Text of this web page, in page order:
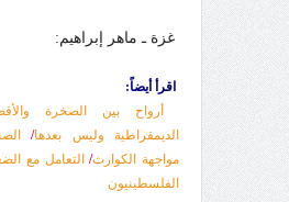
غزة ـ ماهر إبراهيم:
اقرأ أيضاً:
أرواح بين الصخرة
الديمقراطية وليس بعدها/
مواجهة الكوارث/ التعامل مع
الفلسطينيون